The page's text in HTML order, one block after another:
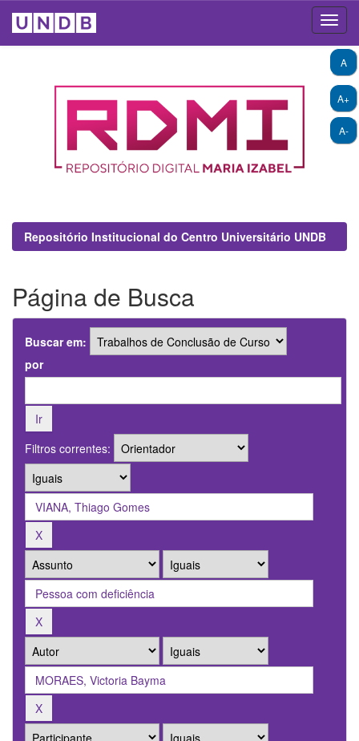
A+
A-
A
Repositório Institucional do Centro Universitário UNDB
Página de Busca
Buscar em:
por
Filtros correntes: